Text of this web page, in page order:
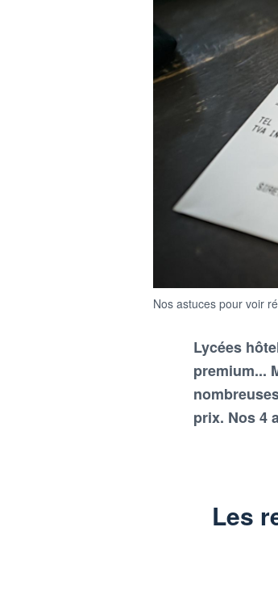
Nos astuces pour voir
Lycées
premium...
prix. Nos 4
Les